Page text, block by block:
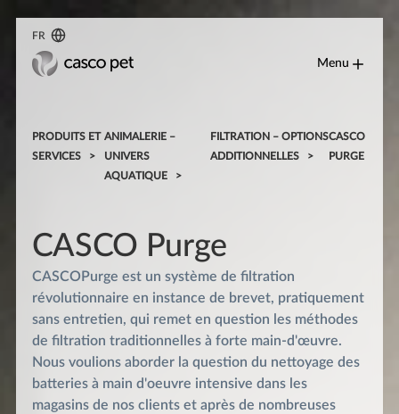
FR
Menu
PRODUITS ET
SERVICES
ANIMALERIE –
UNIVERS
AQUATIQUE
FILTRATION – OPTIONS
ADDITIONNELLES
CASCO
PURGE
CASCO Purge
CASCOPurge est un système de filtration
révolutionnaire en instance de brevet, pratiquement
sans entretien, qui remet en question les méthodes
de filtration traditionnelles à forte main-d'œuvre.
Nous voulions aborder la question du nettoyage des
batteries à main d'oeuvre intensive dans les
magasins de nos clients et après de nombreuses